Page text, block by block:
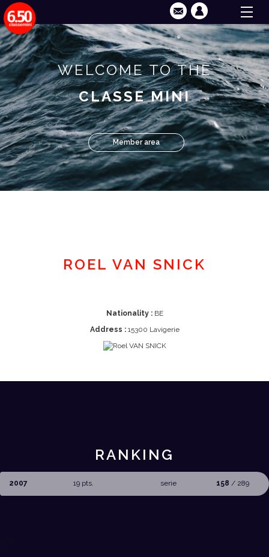
WELCOME TO THE
CLASSE MINI
Member area
ROEL VAN SNICK
Nationality :BE
Address :15300 Lavigerie
RANKING
2007 19 pts. serie 158 / 289